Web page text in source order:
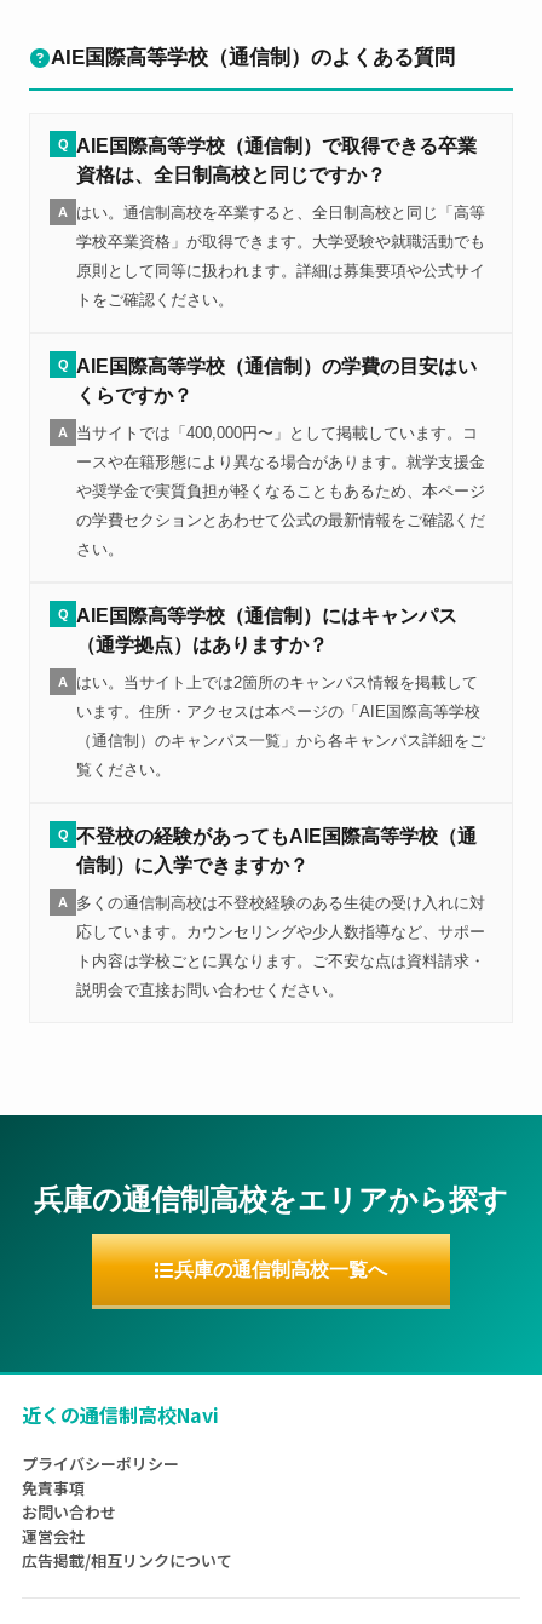
AIE国際高等学校（通信制）のよくある質問
Q
AIE国際高等学校（通信制）で取得できる卒業
資格は、全日制高校と同じですか？
A
はい。通信制高校を卒業すると、全日制高校と同じ「高等
学校卒業資格」が取得できます。大学受験や就職活動でも
原則として同等に扱われます。詳細は募集要項や公式サイ
トをご確認ください。
Q
AIE国際高等学校（通信制）の学費の目安はい
くらですか？
A
当サイトでは「400,000円〜」として掲載しています。コ
ースや在籍形態により異なる場合があります。就学支援金
や奨学金で実質負担が軽くなることもあるため、本ページ
の学費セクションとあわせて公式の最新情報をご確認くだ
さい。
Q
AIE国際高等学校（通信制）にはキャンパス
（通学拠点）はありますか？
A
はい。当サイト上では2箇所のキャンパス情報を掲載して
います。住所・アクセスは本ページの「AIE国際高等学校
（通信制）のキャンパス一覧」から各キャンパス詳細をご
覧ください。
Q 不登校の経験があってもAIE国際高等学校（通
信制）に入学できますか？
A
多くの通信制高校は不登校経験のある生徒の受け入れに対
応しています。カウンセリングや少人数指導など、サポー
ト内容は学校ごとに異なります。ご不安な点は資料請求・
説明会で直接お問い合わせください。
兵庫の通信制高校をエリアから探す
兵庫の通信制高校一覧へ
近くの通信制高校Navi
プライバシーポリシー
免責事項
お問い合わせ
運営会社
広告掲載/相互リンクについて